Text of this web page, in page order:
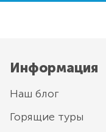
Информация
Наш блог
Горящие туры